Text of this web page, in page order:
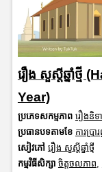
រឿង សួស្តីឆ្នាំថ្មី
Year)
ប្រភេទសកម្មភាព រឿងនិទ
ប្រធានបទតាមខែ ការប្រ
សៀវភៅ រឿង សួស្តីឆ្នាំថ្មី
កម្មវិធីសិក្សា ចិត្តចលភាព